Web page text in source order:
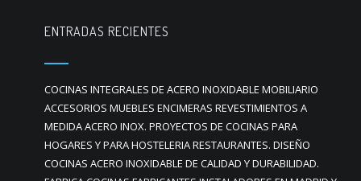
ENTRADAS RECIENTES
COCINAS INTEGRALES DE ACERO INOXIDABLE MOBILIARIO
ACCESORIOS MUEBLES ENCIMERAS REVESTIMIENTOS A
MEDIDA ACERO INOX. PROYECTOS DE COCINAS PARA
HOGARES Y PARA HOSTELERIA RESTAURANTES. DISEÑO
COCINAS ACERO INOXIDABLE DE CALIDAD Y DURABILIDAD.